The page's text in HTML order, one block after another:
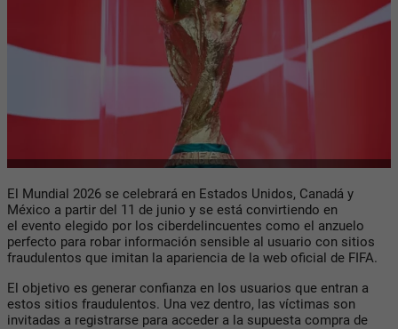
El Mundial 2026 se celebrará en Estados Unidos, Canadá y
México a partir del 11 de junio y se está convirtiendo en
el evento elegido por los ciberdelincuentes como el anzuelo
perfecto para robar información sensible al usuario con sitios
fraudulentos que imitan la apariencia de la web oficial de FIFA.
El objetivo es generar confianza en los usuarios que entran a
estos sitios fraudulentos. Una vez dentro, las víctimas son
invitadas a registrarse para acceder a la supuesta compra de